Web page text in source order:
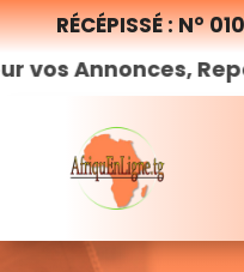
RÉCÉPISSÉ : N°
Reportages